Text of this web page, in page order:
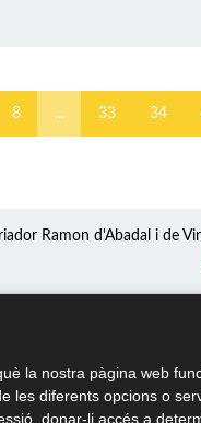
8 ... 33 34
Ramon d'Abadal i de
la nostra pàgina web
les diferents opcions o
donar-li accés a